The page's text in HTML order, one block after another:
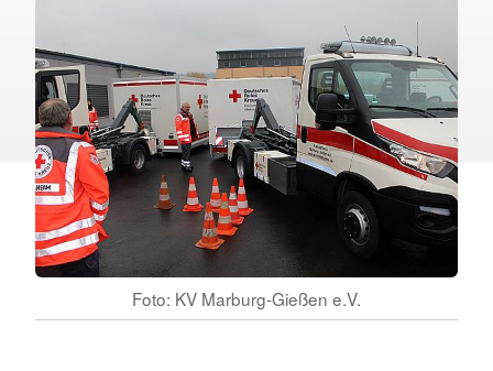
Foto: KV Marburg-Gießen e.V.